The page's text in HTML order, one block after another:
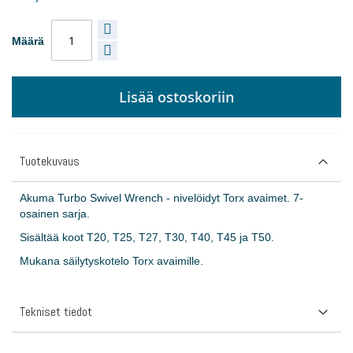
Määrä
Lisää ostoskoriin
Tuotekuvaus
Akuma Turbo Swivel Wrench - nivelöidyt Torx avaimet. 7-
osainen sarja.
Sisältää koot T20, T25, T27, T30, T40, T45 ja T50.
Mukana säilytyskotelo Torx avaimille.
Tekniset tiedot